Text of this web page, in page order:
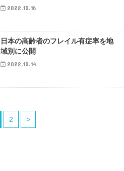
2022.10.16
日本の高齢者のフレイル有症率を地
域別に公開
2022.10.14
2 >